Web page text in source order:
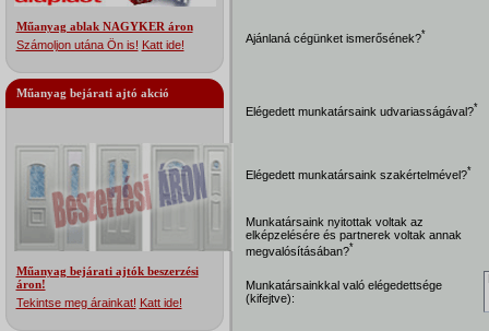
Műanyag ablak NAGYKER áron
Számoljon utána Ön is! Katt ide!
Műanyag bejárati ajtó akció
Műanyag bejárati ajtók beszerzési
áron!
Tekintse meg árainkat! Katt ide!
Ajánlaná cégünket ismerősének?*
Elégedett munkatársaink udvariasságával?*
Elégedett munkatársaink szakértelmével?*
Munkatársaink nyitottak voltak az
elképzelésére és partnerek voltak annak
megvalósításában?*
Munkatársainkkal való elégedettsége
(kifejtve):